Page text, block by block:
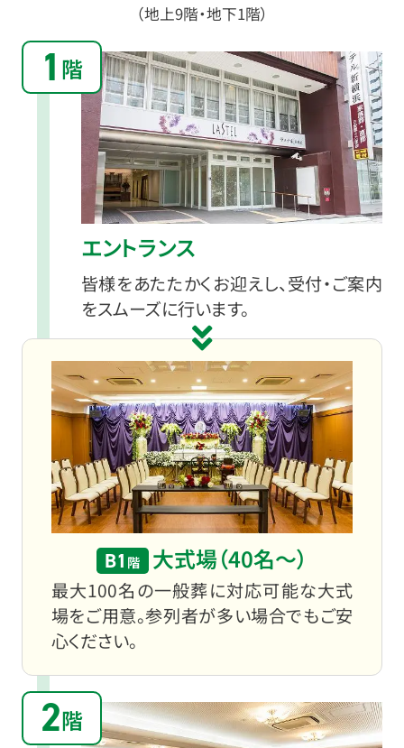
（地上9階・地下1階）
1 階
エントランス
皆様をあたたかくお迎えし、受付・ご案内
をスムーズに行います。
B1 階 大式場（40名〜）
最大100名の一般葬に対応可能な大式
場をご用意。参列者が多い場合でもご安
心ください。
2階